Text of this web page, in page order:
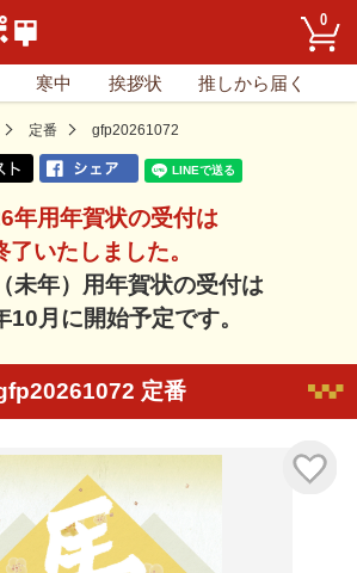
0
寒中 挨拶状 推しから届く
定番 gfp20261072
年用年賀状の受付は
了いたしました。
未年）用年賀状の受付は
10月に開始予定です。
定番